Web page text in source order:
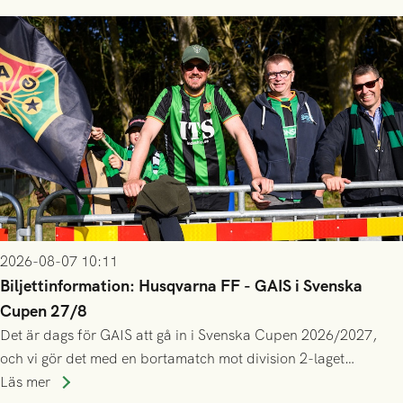
2026-08-07 10:11
Biljettinformation: Husqvarna FF - GAIS i Svenska
Cupen 27/8
Det är dags för GAIS att gå in i Svenska Cupen 2026/2027,
och vi gör det med en bortamatch mot division 2-laget
Husqvarna FF. Häng med och stötta grönsvart på plats!
Läs mer